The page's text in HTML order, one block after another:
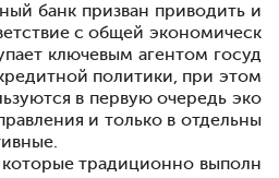
банк призван приводить и
с общей экономическ
ключевым агентом госуд
политики, при этом
в первую очередь эко
и только в отдельны
традиционно выполн